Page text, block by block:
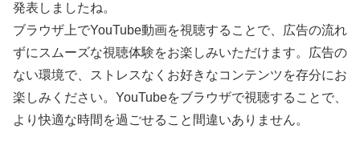
発表しましたね。
ブラウザ上でYouTube動画を視聴することで、広告の流れ
ずにスムーズな視聴体験をお楽しみいただけます。広告の
ない環境で、ストレスなくお好きなコンテンツを存分にお
楽しみください。YouTubeをブラウザで視聴することで、
より快適な時間を過ごせること間違いありません。